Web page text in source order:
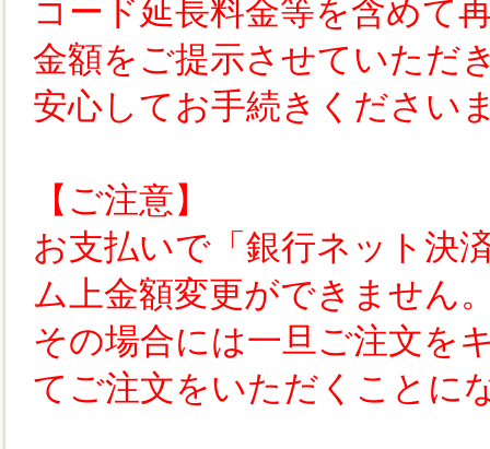
コード延長料金等を含めて
金額をご提示させていただ
安心してお手続きください
【ご注意】
お支払いで「銀行ネット決
ム上金額変更ができません
その場合には一旦ご注文を
てご注文をいただくことに